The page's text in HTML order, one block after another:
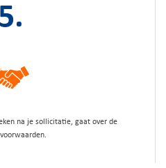
5.
na je sollicitatie, gaat over de